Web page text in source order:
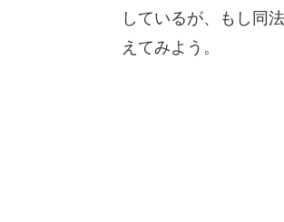
しているが、もし同
えてみよう。